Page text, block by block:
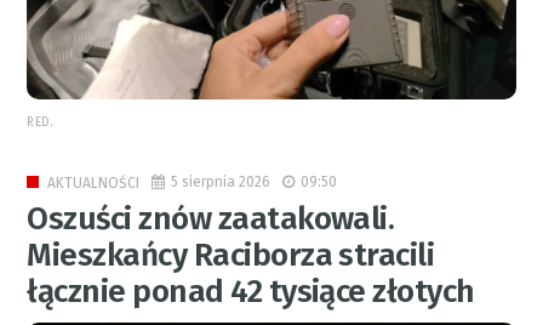
RED.
AKTUALNOŚCI 5 sierpnia 2026 09:50
Oszuści znów zaatakowali.
Mieszkańcy Raciborza stracili
łącznie ponad 42 tysiące złotych